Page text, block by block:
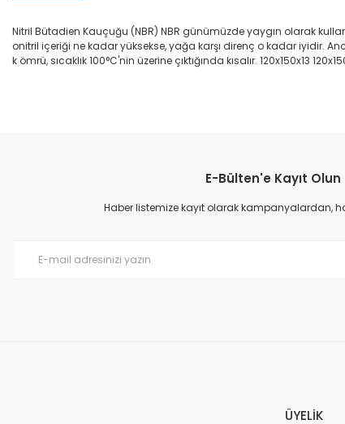
Nitril Bütadien Kauçuğu (NBR) NBR günümüzde yaygın olarak
onitril içeriği ne kadar yüksekse, yağa karşı direnç o kadar iyidir.
k ömrü, sıcaklık 100°C'nin üzerine çıktığında kısalır. 120x150x13
Ürün resmi kalitesiz, bozuk veya görüntülenemiyor.
Ürün açıklamasında eksik bilgiler bulunuyor.
E-Bülten'e Kayıt Olun
Haber listemize kayıt olarak kampanyalardan,
ÜYELİK